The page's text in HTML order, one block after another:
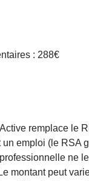
: 288€
remplace le
emploi (le RSA
ne
montant peut